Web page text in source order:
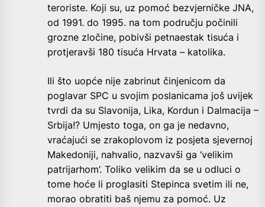
teroriste. Koji su, uz pomoć bezvjerničke JNA,
od 1991. do 1995. na tom području počinili
grozne zločine, pobivši petnaestak tisuća i
protjeravši 180 tisuća Hrvata – katolika.
Ili što uopće nije zabrinut činjenicom da
poglavar SPC u svojim poslanicama još uvijek
tvrdi da su Slavonija, Lika, Kordun i Dalmacija –
Srbija!? Umjesto toga, on ga je nedavno,
vraćajući se zrakoplovom iz posjeta sjevernoj
Makedoniji, nahvalio, nazvavši ga ‘velikim
patrijarhom’. Toliko velikim da se u odluci o
tome hoće li proglasiti Stepinca svetim ili ne,
morao obratiti baš njemu za pomoć. Uz